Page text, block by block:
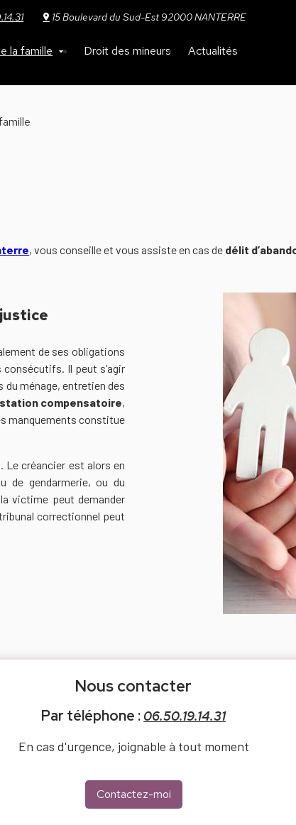
15 Boulevard du Sud-Est 92000 NANTERRE
la famille Droit des mineurs Actualités
, vous conseille et vous assiste en cas de délit
de ses obligations
Il peut s’agir
du ménage, entretien des
compensatoire,
manquements constitue
Le créancier est alors en
de gendarmerie, ou du
victime peut demander
correctionnel peut
Nous contacter
Par téléphone : 06.50.19.14.31
En cas d'urgence, joignable à tout moment
Contactez-moi